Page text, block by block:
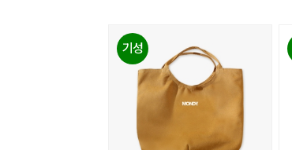
기성